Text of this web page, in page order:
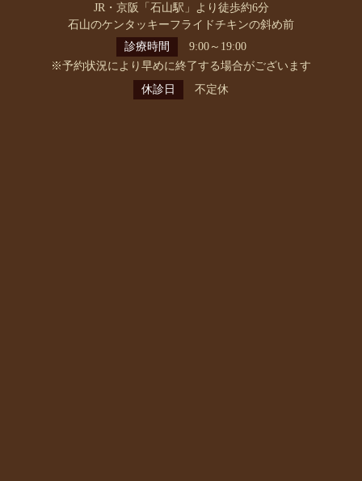
JR・京阪「石山駅」より徒歩約6分
石山のケンタッキーフライドチキンの斜め前
診療時間
9:00～19:00
※予約状況により早めに終了する場合がございます
休診日
不定休